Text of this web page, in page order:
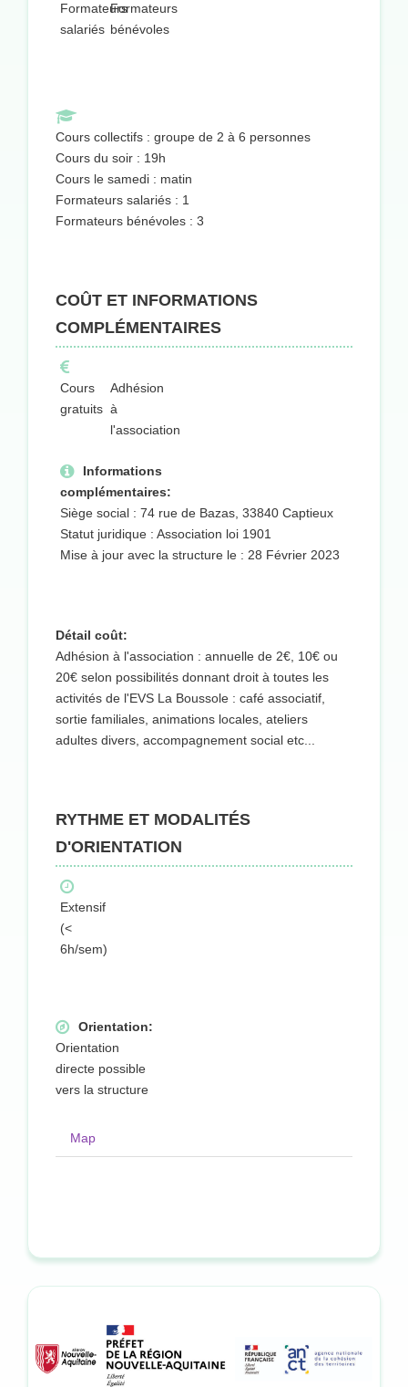
Formateurs
salariés
Formateurs
bénévoles
Cours collectifs : groupe de 2 à 6 personnes
Cours du soir : 19h
Cours le samedi : matin
Formateurs salariés : 1
Formateurs bénévoles : 3
COÛT ET INFORMATIONS
COMPLÉMENTAIRES
Cours
gratuits
Adhésion
à
l'association
Informations
complémentaires:
Siège social : 74 rue de Bazas, 33840 Captieux
Statut juridique : Association loi 1901
Mise à jour avec la structure le : 28 Février 2023
Détail coût:
Adhésion à l'association : annuelle de 2€, 10€ ou
20€ selon possibilités donnant droit à toutes les
activités de l'EVS La Boussole : café associatif,
sortie familiales, animations locales, ateliers
adultes divers, accompagnement social etc...
RYTHME ET MODALITÉS
D'ORIENTATION
Extensif
(<
6h/sem)
Orientation:
Orientation
directe possible
vers la structure
Map